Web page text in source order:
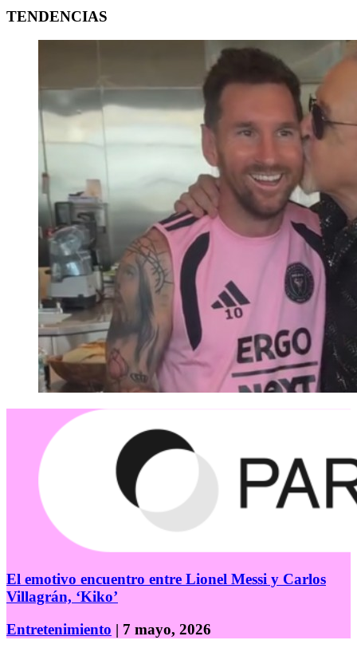
TENDENCIAS
El emotivo encuentro entre Lionel Messi y Carlos
Villagrán, ‘Kiko’
Entretenimiento | 7 mayo, 2026